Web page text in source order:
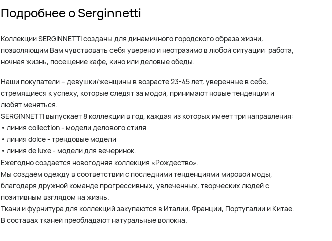
Подробнее о Serginnetti
Коллекции SERGINNETTI созданы для динамичного городского образа жизни,
позволяющим Вам чувствовать себя уверено и неотразимо в любой ситуации: работа,
ночная жизнь, посещение кафе, кино или деловые обеды.
Наши покупатели – девушки/женщины в возрасте 23-45 лет, уверенные в себе,
стремящиеся к успеху, которые следят за модой, принимают новые тенденции и
любят меняться.
SERGINNETTI выпускает 8 коллекций в год, каждая из которых имеет три направления:
• линия collection - модели делового стиля
• линия dolce - трендовые модели
• линия de luxe - модели для вечеринок.
Ежегодно создается новогодняя коллекция «Рождество».
Мы создаём одежду в соответствии с последними тенденциями мировой моды,
благодаря дружной команде прогрессивных, увлеченных, творческих людей с
позитивным взглядом на жизнь.
Ткани и фурнитура для коллекций закупаются в Италии, Франции, Португалии и Китае.
В составах тканей преобладают натуральные волокна.